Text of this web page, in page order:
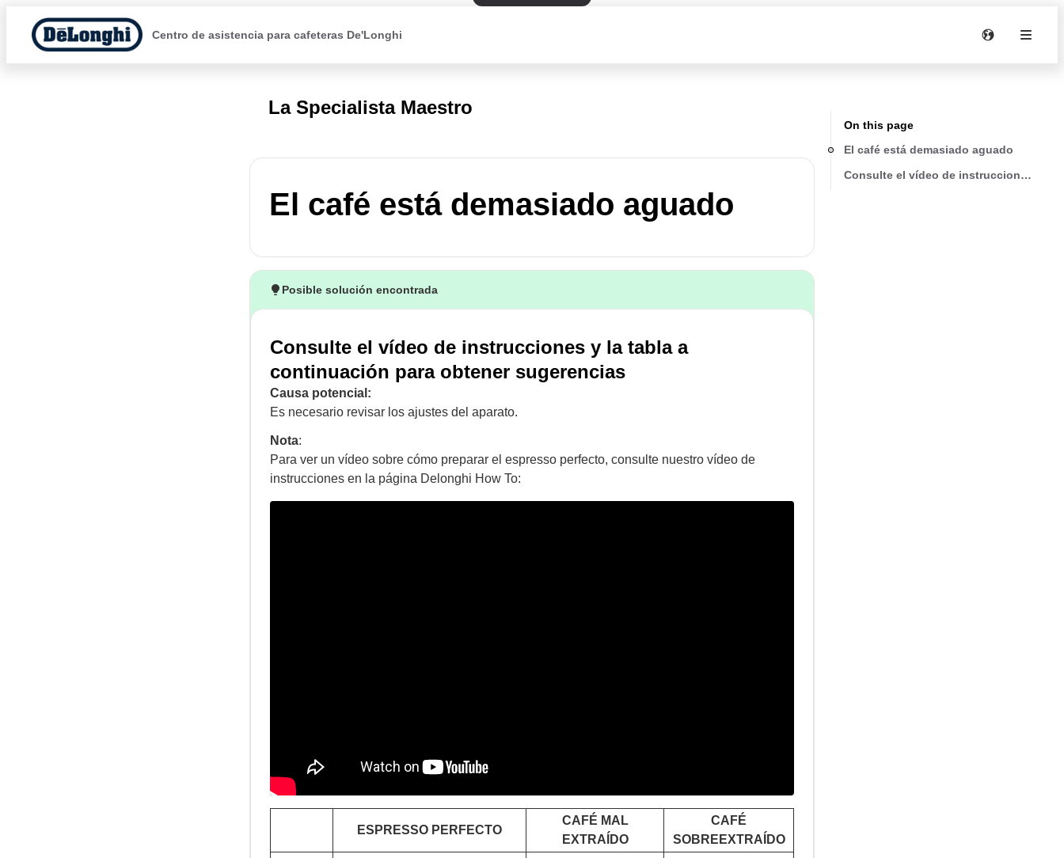
Centro de asistencia para cafeteras De'Longhi
La Specialista Maestro
El café está demasiado aguado
Posible solución encontrada
Consulte el vídeo de instrucciones y la tabla a
continuación para obtener sugerencias
Causa potencial:
Es necesario revisar los ajustes del aparato.
Nota:
Para ver un vídeo sobre cómo preparar el espresso perfecto, consulte nuestro vídeo de
instrucciones en la página Delonghi How To:
ESPRESSO PERFECTO
CAFÉ MAL
EXTRAÍDO
CAFÉ
SOBREEXTRAÍDO
On this page
El café está demasiado aguado
Consulte el vídeo de instrucciones y la